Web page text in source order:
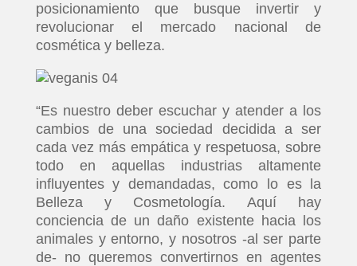
posicionamiento que busque invertir y
revolucionar el mercado nacional de
cosmética y belleza.
“Es nuestro deber escuchar y atender a los
cambios de una sociedad decidida a ser
cada vez más empática y respetuosa, sobre
todo en aquellas industrias altamente
influyentes y demandadas, como lo es la
Belleza y Cosmetología. Aquí hay
conciencia de un daño existente hacia los
animales y entorno, y nosotros -al ser parte
de- no queremos convertirnos en agentes